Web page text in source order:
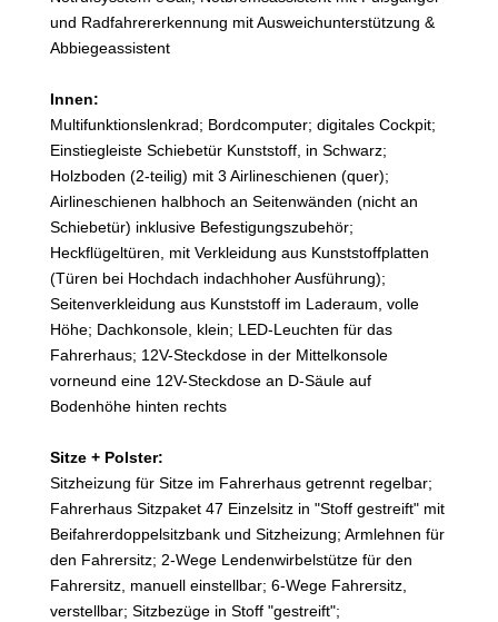
und Radfahrererkennung mit Ausweichunterstützung &
Abbiegeassistent
Innen:
Multifunktionslenkrad; Bordcomputer; digitales Cockpit;
Einstiegleiste Schiebetür Kunststoff, in Schwarz;
Holzboden (2-teilig) mit 3 Airlineschienen (quer);
Airlineschienen halbhoch an Seitenwänden (nicht an
Schiebetür) inklusive Befestigungszubehör;
Heckflügeltüren, mit Verkleidung aus Kunststoffplatten
(Türen bei Hochdach indachhoher Ausführung);
Seitenverkleidung aus Kunststoff im Laderaum, volle
Höhe; Dachkonsole, klein; LED-Leuchten für das
Fahrerhaus; 12V-Steckdose in der Mittelkonsole
vorneund eine 12V-Steckdose an D-Säule auf
Bodenhöhe hinten rechts
Sitze + Polster:
Sitzheizung für Sitze im Fahrerhaus getrennt regelbar;
Fahrerhaus Sitzpaket 47 Einzelsitz in "Stoff gestreift" mit
Beifahrerdoppelsitzbank und Sitzheizung; Armlehnen für
den Fahrersitz; 2-Wege Lendenwirbelstütze für den
Fahrersitz, manuell einstellbar; 6-Wege Fahrersitz,
verstellbar; Sitzbezüge in Stoff "gestreift";